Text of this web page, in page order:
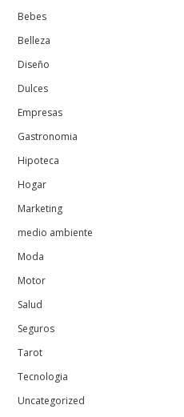
Bebes
Belleza
Diseño
Dulces
Empresas
Gastronomia
Hipoteca
Hogar
Marketing
medio ambiente
Moda
Motor
Salud
Seguros
Tarot
Tecnologia
Uncategorized